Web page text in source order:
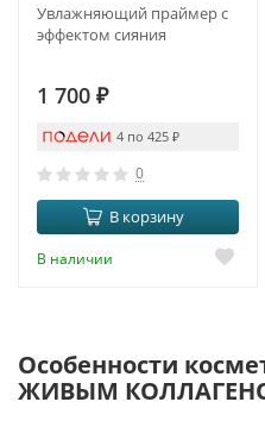
Увлажняющий праймер с
эффектом сияния
1 700 ₽
4 по 425 ₽
0
В корзину
В наличии
Особенности
ЖИВЫМ